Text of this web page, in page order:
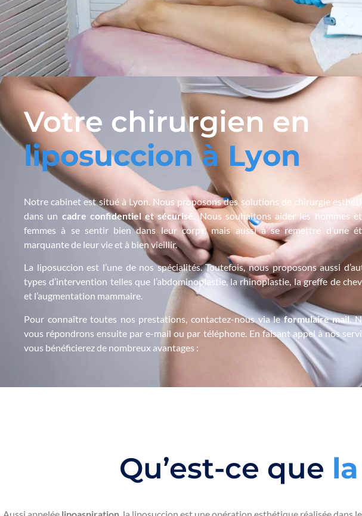
Votre chirurgien en
liposuccion à Lyon
Notre cabinet est situé à Lyon. Nous proposons des solutions de chirurgie
dans un cadre confidentiel et sécurisé.Nous souhaitons aider les hommes
femmes à se sentir bien dans leur corps, mais aussi à se remettre d’une
marquante de leur vie et à bien vieillir.
La liposuccion est l’une de nos spécialités. Toutefois, nous proposons aussi
types d’intervention telles que l’abdominoplastie, la rhinoplastie, la greffe de
et l’augmentation mammaire.
Pour connaître toutes nos prestations, contactez-nous via leformulaire mail.
vous répondrons ensuite par e-mail ou par téléphone. En faisant appel à nos
vous bénéficierez de nombreux avantages :
Qu’est-ce que la